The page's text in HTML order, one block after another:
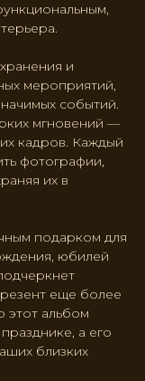
и
мероприятий,
событий.
мгновений —
кадров. Каждый
фотографии,
их в
подарком для
юбилей
еще более
этот альбом
а его
близких